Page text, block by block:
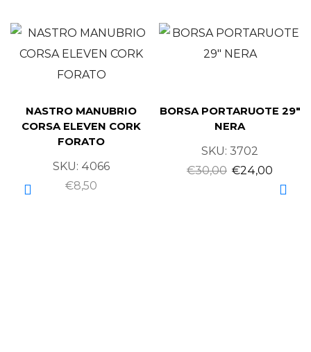
NASTRO MANUBRIO
CORSA ELEVEN CORK
FORATO
SKU: 4066
€8,50
BORSA PORTARUOTE 29″
NERA
SKU: 3702
€30,00 €24,00